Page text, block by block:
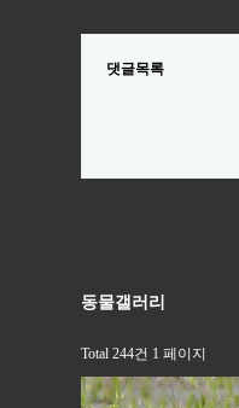
댓글목록
동물갤러리
Total 244건 1 페이지